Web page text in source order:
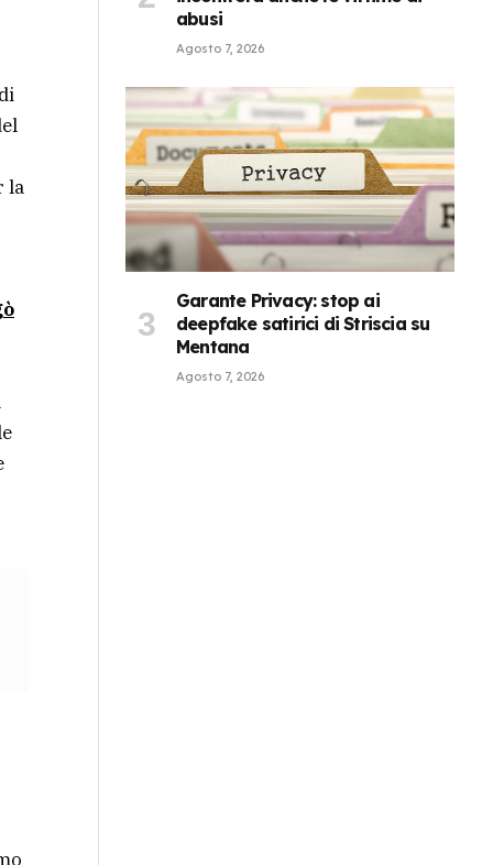
la
abusi
Agosto 7, 2026
Garante Privacy: stop ai
deepfake satirici di Striscia su
Mentana
Agosto 7, 2026